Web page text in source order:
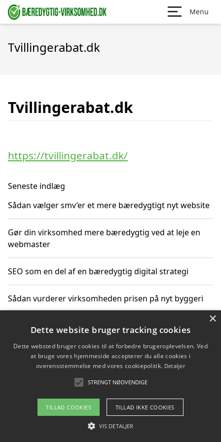
Menu
Tvillingerabat.dk
Tvillingerabat.dk
https://tvillingerabat.dk/
Seneste indlæg
Sådan vælger smv’er et mere bæredygtigt nyt website
Gør din virksomhed mere bæredygtig ved at leje en
webmaster
SEO som en del af en bæredygtig digital strategi
Sådan vurderer virksomheden prisen på nyt byggeri
Sådan får du hjælp til en hjemmeside uden binding
Copyright 2026 - Pilanto Aps
Om / kontakt
Blog Betingelser
×
Dette website bruger tracking cookies
Dette websted bruger cookies til at forbedre brugeroplevelsen. Ved
at bruge vores hjemmeside accepterer du alle cookies i
overensstemmelse med vores cookiepolitik. Detaljer
STRENGT NØDVENDIGE
TILLAD COOKIES TILLAD IKKE COOKIES
VIS DETALJER